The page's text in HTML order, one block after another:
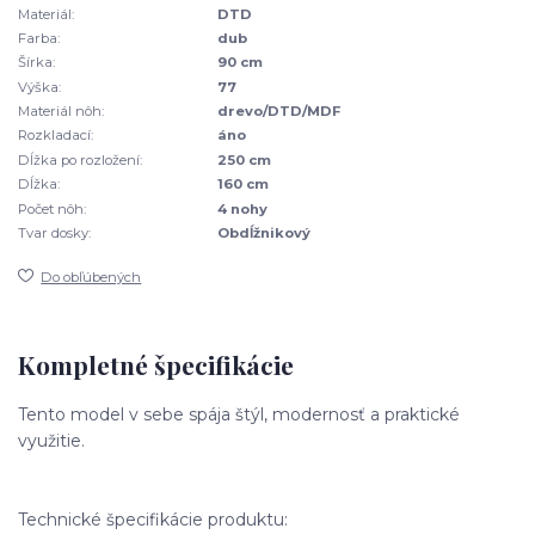
Materiál:
DTD
Farba:
dub
Šírka:
90 cm
Výška:
77
Materiál nôh:
drevo/DTD/MDF
Rozkladací:
áno
Dĺžka po rozložení:
250 cm
Dĺžka:
160 cm
Počet nôh:
4 nohy
Tvar dosky:
Obdĺžnikový
Do obľúbených
Kompletné špecifikácie
Tento model v sebe spája štýl, modernosť a praktické
využitie.
Technické špecifikácie produktu: